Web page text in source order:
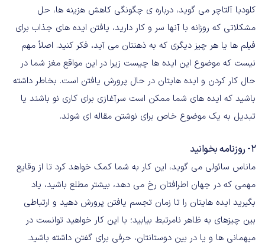
کلودیا آلتاچر می گوید، درباره ی چگونگی کاهش هزینه ها، حل
مشکلاتی که روزانه با آنها سر و کار دارید، یافتن ایده های جذاب برای
فیلم ها یا هر چیز دیگری که به ذهنتان می آید، فکر کنید. اصلاً مهم
نیست که موضوع این ایده ها چیست زیرا در این مواقع مغز شما در
حال کار کردن و ایده هایتان در حال پرورش یافتن است. بخاطر داشته
باشید که ایده های شما ممکن است سرآغازی برای کاری نو باشند یا
تبدیل به یک موضوع خاص برای نوشتن مقاله ای شوند.
2- روزنامه بخوانید
ماناس سائولی می گوید، این کار به شما کمک خواهد کرد تا از وقایع
مهمی که در جهان اطرافتان رخ می دهد، بیشتر مطلع باشید، یاد
بگیرید ایده هایتان را تا زمان تجسم یافتن پرورش دهید و ارتباطی
بین چیزهای به ظاهر نامرتبط بیابید؛ با این کار خواهید توانست در
میهمانی ها و یا در بین دوستانتان، حرفی برای گفتن داشته باشید.